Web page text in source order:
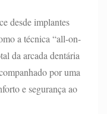
desde implantes
a técnica “all-on-
da arcada dentária
por uma
e segurança ao